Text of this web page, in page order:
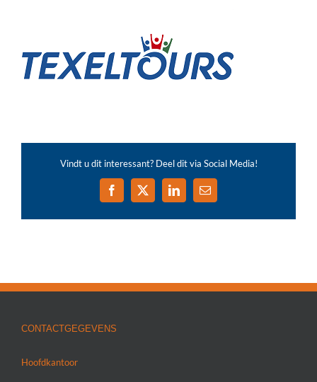
Vindt u dit interessant? Deel dit via Social Media!
Facebook
X LinkedIn
E-
CONTACTGEGEVENS
Hoofdkantoor